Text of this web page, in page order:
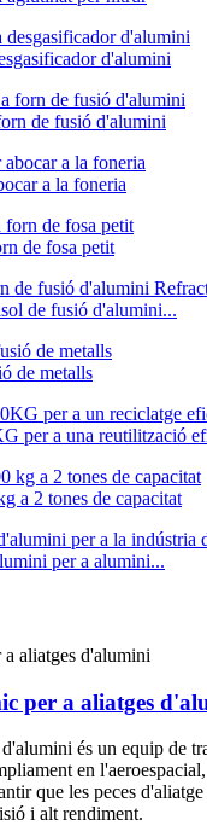
d'alumini
de fusió d'alumini
a la foneria
de fosa petit
de fusió d'alumini...
de metalls
per a una reutilització
a 2 tones de capacitat
per a alumini...
per a aliatges
és un equip de
en
que les peces
i alt rendiment.